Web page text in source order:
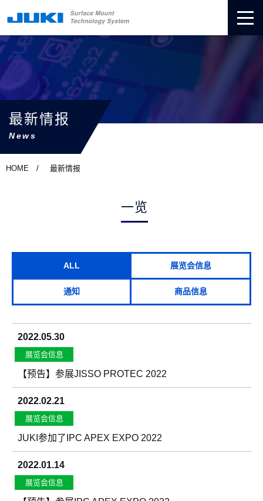
最新情报
News
HOME 最新情报
一览
ALL 展览会信息
通知 商品信息
2022.05.30
展览会信息
【预告】参展JISSO PROTEC 2022
2022.02.21
展览会信息
JUKI参加了IPC APEX EXPO 2022
2022.01.14
展览会信息